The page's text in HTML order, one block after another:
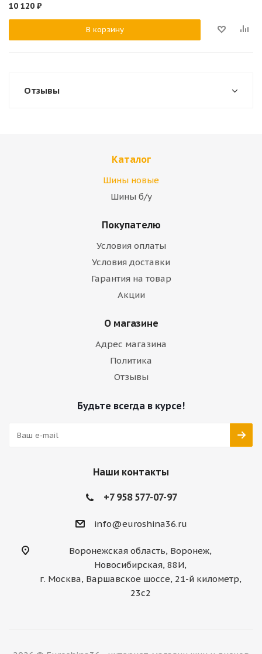
10 120 ₽
В корзину
Отзывы
Каталог
Шины новые
Шины б/у
Покупателю
Условия оплаты
Условия доставки
Гарантия на товар
Акции
О магазине
Адрес магазина
Политика
Отзывы
Будьте всегда в курсе!
Наши контакты
+7 958 577-07-97
info@euroshina36.ru
Воронежская область, Воронеж,
Новосибирская, 88И,
г. Москва, Варшавское шоссе, 21-й километр,
23с2